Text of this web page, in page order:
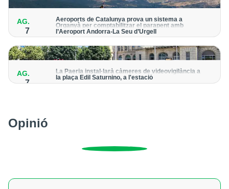
AG.
7
Aeroports de Catalunya prova un sistema a
Organyà per comptabilitzar el parapent amb
l’Aeroport Andorra-La Seu d’Urgell
mòbil per donar pas als avions amb vols instrumentals
AG.
7
La Paeria instal·larà càmeres de videovigilància a
la plaça Edil Saturnino, a l'estació
Opinió